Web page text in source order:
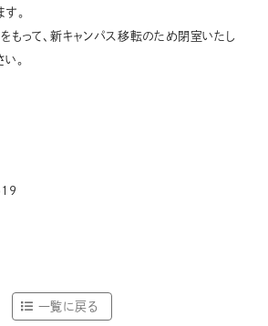
。
もって、新キャンパス移転のため閉室いたし
。
一覧に戻る